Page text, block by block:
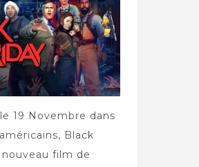
19 Novembre dans
Black
film de